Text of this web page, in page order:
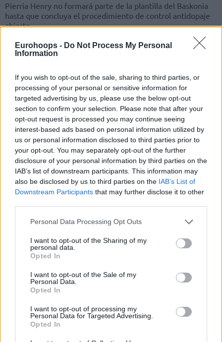
Eurohoops - Do Not Process My Personal
Information
If you wish to opt-out of the sale, sharing to third parties, or
processing of your personal or sensitive information for
targeted advertising by us, please use the below opt-out
section to confirm your selection. Please note that after your
opt-out request is processed you may continue seeing
interest-based ads based on personal information utilized by
us or personal information disclosed to third parties prior to
your opt-out. You may separately opt-out of the further
disclosure of your personal information by third parties on the
IAB’s list of downstream participants. This information may
also be disclosed by us to third parties on the IAB’s List of
Downstream Participants that may further disclose it to other
Please note that this website/app uses one or more Google
not limited to your visit or usage behaviour. You may click to
grant or deny consent to Google and its third-party tags to
use your data for below specified purposes in below Google
consent section.
Personal Data Processing Opt Outs
I want to opt-out of the Sharing of my
personal data.
Opted In
I want to opt-out of the Sale of my
Personal Data.
Opted In
I want to opt-out of processing my
Personal Data for Targeted Advertising.
Opted In
Pierria Henry no formará parte de la plantilla del Baskonia
hasta que concluya el procedimiento de control antidopaje
abierto...
Incógnita total con Pierria Henry
El base se ha perdido los últimos
partidos, su estado físico está poco
claro y las palabras de Félix...
El Baskonia cae en Belgrado sin
Markus Howard ni Pierria Henry
13/ENE/23 22:46
El Partizan se coloca a dos victorias
del Baskonia en la clasificación.
Unidos y es duda para el partido
del Efes
El base del Baskonia viajó a Estados Unidos por un asunto
personal.
Dwayne Bacon y Pierria Henry
10/DIC/22 13:11